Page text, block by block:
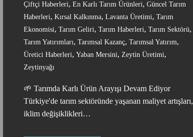
Çiftçi Haberleri, En Karlı Tarım Ürünleri, Güncel Tarım
Haberleri, Kırsal Kalkınma, Lavanta Üretimi, Tarım
Ekonomisi, Tarım Geliri, Tarım Haberleri, Tarım Sektörü,
Tarım Yatırımları, Tarımsal Kazanç, Tarımsal Yatırım,
Üretici Haberleri, Yaban Mersini, Zeytin Üretimi,
Zeytinyağı
🌱 Tarımda Karlı Ürün Arayışı Devam Ediyor
Türkiye'de tarım sektöründe yaşanan maliyet artışları,
iklim değişiklikleri…